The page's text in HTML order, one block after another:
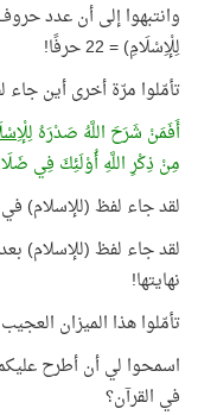
وانتبهوا إلى أن عدد
لِلْإِسْلَامِ) = 22 حرفًا!
تأمّلوا مرّة أخرى أين جاء
أَفَمَنْ شَرَحَ اللَّهُ صَدْرَهُ
مِنْ ذِكْرِ اللَّهِ أُوْلَئِكَ فِي
لقد جاء لفظ (للإسلام) في
نهايتها!
تأمّلوا هذا الميزان
اسمحوا لي أن أطرح
في القرآن؟